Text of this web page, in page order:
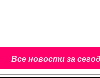
Все новости за